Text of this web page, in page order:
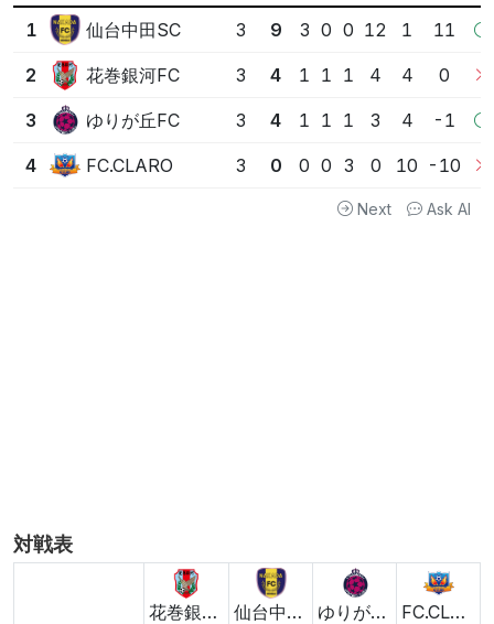
向けてのステップとなる経験を積んだことは、大変有意義
でした。次回のトーナメントに向けて、チーム強化が必要
とされるFC.CLAROですが、その成長を楽しみにしていま
要点としては、仙台中田SCの圧倒的な強さ、FC.CLAROの
経験不足の克服、各チームの成長機会の重要性が挙げられ
1 仙台中⽥SC 3 9 3 0 0 12 1 11
2 花巻銀河FC 3 4 1 1 1 4 4 0
3 ゆりが丘FC 3 4 1 1 1 3 4 -1
4 FC.CLARO 3 0 0 0 3 0 10 -10
Next Ask AI
対戦表
花巻銀河FC 仙台中⽥SC ゆりが丘FC FC.CLARO